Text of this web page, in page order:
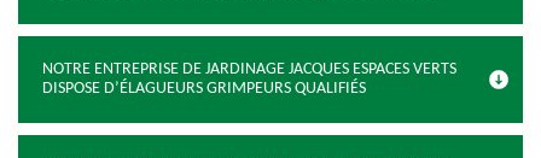
NOTRE ENTREPRISE DE JARDINAGE JACQUES ESPACES VERTS
DISPOSE D’ÉLAGUEURS GRIMPEURS QUALIFIÉS